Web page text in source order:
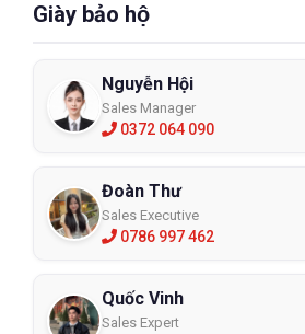
Giày bảo hộ
Nguyễn Hội
Sales Manager
0372 064 090
Đoàn Thư
Sales Executive
0786 997 462
Quốc Vinh
Sales Expert